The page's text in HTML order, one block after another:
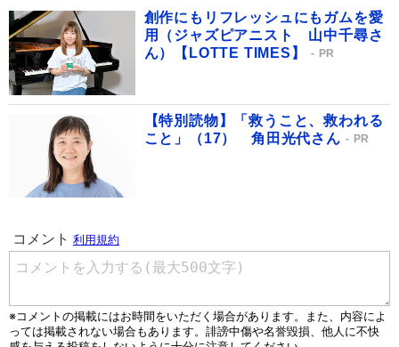
創作にもリフレッシュにもガムを愛
用（ジャズピアニスト 山中千尋さ
ん）【LOTTE TIMES】
PR
【特別読物】「救うこと、救われる
こと」（17） 角田光代さん
PR